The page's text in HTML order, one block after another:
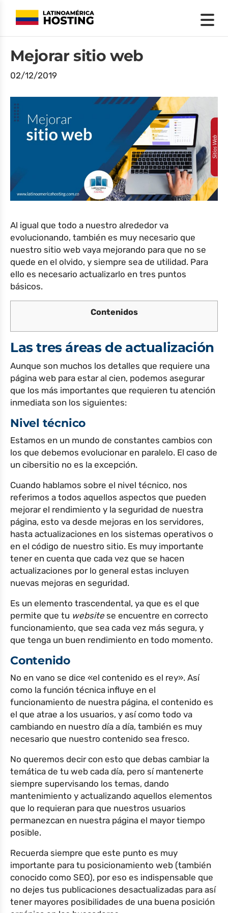
Mejorar sitio web
02/12/2019
Al igual que todo a nuestro alrededor va
evolucionando, también es muy necesario que
nuestro sitio web vaya mejorando para que no se
quede en el olvido, y siempre sea de utilidad. Para
ello es necesario actualizarlo en tres puntos
básicos.
Contenidos
Las tres áreas de actualización
Aunque son muchos los detalles que requiere una
página web para estar al cien, podemos asegurar
que los más importantes que requieren tu atención
inmediata son los siguientes:
Nivel técnico
Estamos en un mundo de constantes cambios con
los que debemos evolucionar en paralelo. El caso de
un cibersitio no es la excepción.
Cuando hablamos sobre el nivel técnico, nos
referimos a todos aquellos aspectos que pueden
mejorar el rendimiento y la seguridad de nuestra
página, esto va desde mejoras en los servidores,
hasta actualizaciones en los sistemas operativos o
en el código de nuestro sitio. Es muy importante
tener en cuenta que cada vez que se hacen
actualizaciones por lo general estas incluyen
nuevas mejoras en seguridad.
Es un elemento trascendental, ya que es el que
permite que tu website se encuentre en correcto
funcionamiento, que sea cada vez más segura, y
que tenga un buen rendimiento en todo momento.
Contenido
No en vano se dice «el contenido es el rey». Así
como la función técnica influye en el
funcionamiento de nuestra página, el contenido es
el que atrae a los usuarios, y así como todo va
cambiando en nuestro día a día, también es muy
necesario que nuestro contenido sea fresco.
No queremos decir con esto que debas cambiar la
temática de tu web cada día, pero sí mantenerte
siempre supervisando los temas, dando
mantenimiento y actualizando aquellos elementos
que lo requieran para que nuestros usuarios
permanezcan en nuestra página el mayor tiempo
posible.
Recuerda siempre que este punto es muy
importante para tu posicionamiento web (también
conocido como SEO), por eso es indispensable que
no dejes tus publicaciones desactualizadas para así
tener mayores posibilidades de una buena posición